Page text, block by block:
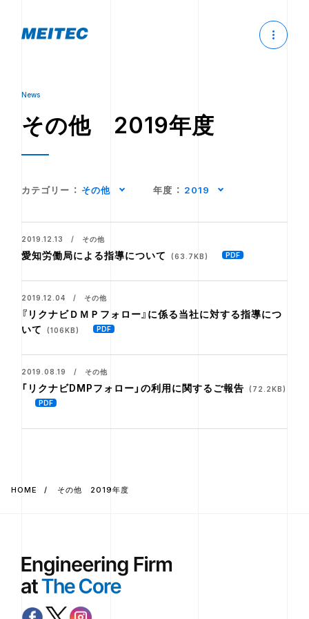
News
その他 2019年度
カテゴリー ： その他 年度 ： 2019
2019.12.13 / その他
愛知労働局による指導について (63.7KB)
2019.12.04 / その他
『リクナビＤＭＰフォロー』に係る当社に対する指導につ
いて
(106KB)
2019.08.19 / その他
「リクナビDMPフォロー」の利用に関するご報告 (72.2KB)
HOME その他 2019年度